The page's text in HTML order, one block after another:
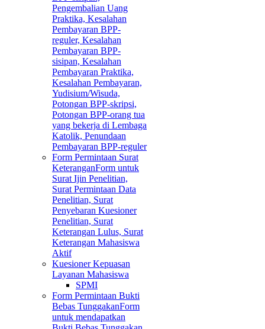
Pengembalian Uang
Praktika, Kesalahan
Pembayaran BPP-
reguler, Kesalahan
Pembayaran BPP-
sisipan, Kesalahan
Pembayaran Praktika,
Kesalahan Pembayaran,
Yudisium/Wisuda,
Potongan BPP-skripsi,
Potongan BPP-orang tua
yang bekerja di Lembaga
Katolik, Penundaan
Pembayaran BPP-reguler
Form Permintaan Surat
KeteranganForm untuk
Surat Ijin Penelitian,
Surat Permintaan Data
Penelitian, Surat
Penyebaran Kuesioner
Penelitian, Surat
Keterangan Lulus, Surat
Keterangan Mahasiswa
Aktif
Kuesioner Kepuasan
Layanan Mahasiswa
SPMI
Form Permintaan Bukti
Bebas TunggakanForm
untuk mendapatkan